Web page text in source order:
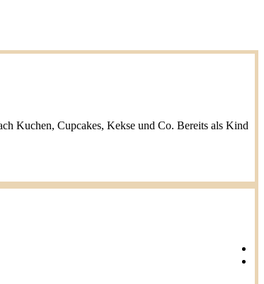
Kuchen, Cupcakes, Kekse und Co. Bereits als Kind